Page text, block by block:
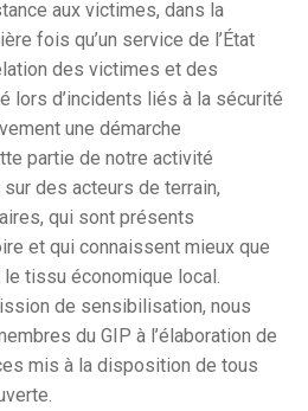
aux victimes, dans la
fois qu’un service de l’État
des victimes et des
lors d’incidents liés à la sécurité
une démarche
partie de notre activité
des acteurs de terrain,
qui sont présents
et qui connaissent mieux que
tissu économique local.
de sensibilisation, nous
du GIP à l’élaboration de
mis à la disposition de tous